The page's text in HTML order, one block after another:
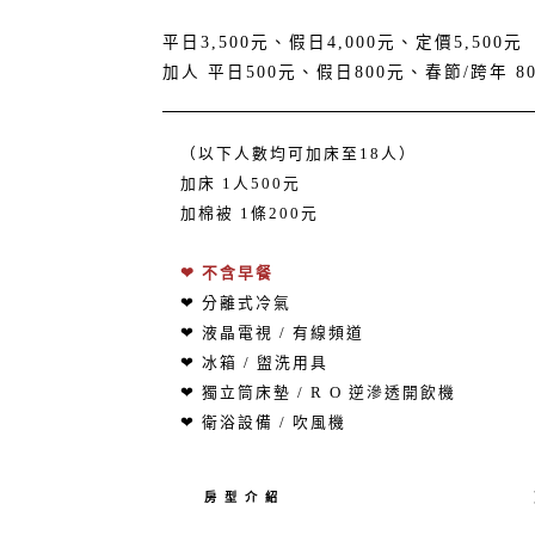
平日3,500元、假日4,000元、定價5,500元
加人 平日500元、假日800元、春節/跨年
（以下人數均可加床至18人）
加床 1人500元
加棉被 1條200元
❤ 不含早餐
❤ 分離式冷氣
❤ 液晶電視 / 有線頻道
❤ 冰箱 / 盥洗用具
❤ 獨立筒床墊 / R O 逆滲透開飲機
❤ 衛浴設備 / 吹風機
房 型 介 紹